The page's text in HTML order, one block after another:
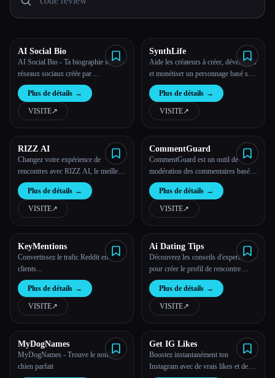
Esc
AI Social Bio
AI Social Bio - Ta biographie sur les
réseaux sociaux créée par
l''intelligence artificielle
Plus de détails →
VISITE↗︎
SynthLife
Aide les créateurs à créer, développer
et monétiser un personnage basé sur
l''IA
Plus de détails →
VISITE↗︎
RIZZ AI
Changez votre expérience de
rencontres avec RIZZ AI, le meilleur
assistant de rencontres basé sur l'IA.
Plus de détails →
VISITE↗︎
CommentGuard
CommentGuard est un outil de
modération des commentaires basé
sur l'IA pour les commentaires sur
Facebook et Instagram
Plus de détails →
VISITE↗︎
KeyMentions
Convertissez le trafic Reddit en
clients...
Plus de détails →
VISITE↗︎
Ai Dating Tips
Découvrez les conseils d'experts
pour créer le profil de rencontre
parfait ! Apprenez à choisir les
bonnes photos
Plus de détails →
VISITE↗︎
MyDogNames
MyDogNames - Trouve le nom de
chien parfait
Get IG Likes
Boostez instantanément ton
Instagram avec de vrais likes et de